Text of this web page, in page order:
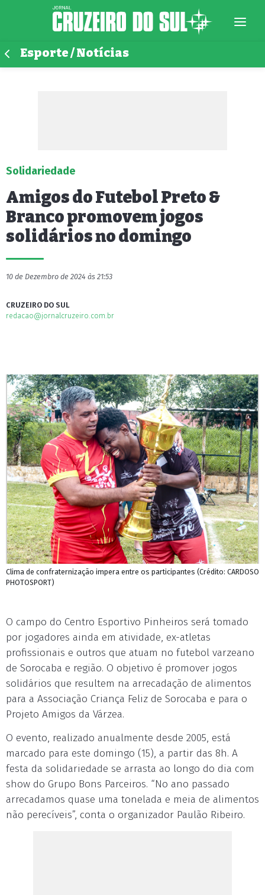
Esporte / Notícias
Solidariedade
Amigos do Futebol Preto &
Branco promovem jogos
solidários no domingo
10 de Dezembro de 2024 às 21:53
CRUZEIRO DO SUL
redacao@jornalcruzeiro.com.br
Clima de confraternização impera entre os participantes (Crédito: CARDOSO
PHOTOSPORT)
O campo do Centro Esportivo Pinheiros será tomado
por jogadores ainda em atividade, ex-atletas
profissionais e outros que atuam no futebol varzeano
de Sorocaba e região. O objetivo é promover jogos
solidários que resultem na arrecadação de alimentos
para a Associação Criança Feliz de Sorocaba e para o
Projeto Amigos da Várzea.
O evento, realizado anualmente desde 2005, está
marcado para este domingo (15), a partir das 8h. A
festa da solidariedade se arrasta ao longo do dia com
show do Grupo Bons Parceiros. “No ano passado
arrecadamos quase uma tonelada e meia de alimentos
não perecíveis”, conta o organizador Paulão Ribeiro.